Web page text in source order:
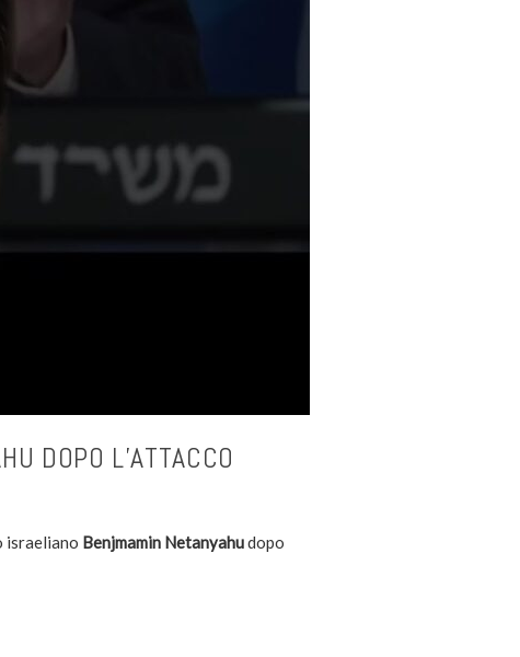
DOPO L’ATTACCO
israeliano Benjmamin Netanyahudopo